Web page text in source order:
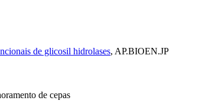
de glicosil hidrolases, AP.BIOEN.JP
de cepas